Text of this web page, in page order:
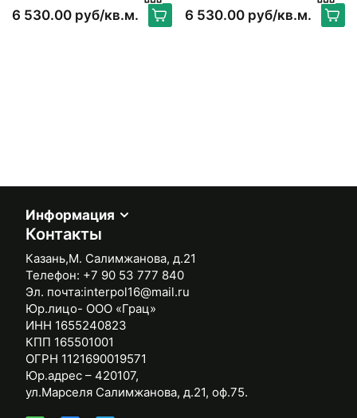
DÉCOR-9
6 530.00 руб/кв.м.
DÉCOR-9
6 530.00 руб/кв.м.
Информация
Контакты
Казань,М. Салимжанова, д.21
Телефон: +7 90 53 777 840
Эл. почта:interpol16@mail.ru
Юр.лицо- ООО «Грац»
ИНН 1655240823
КПП 165501001
ОГРН 1121690019571
Юр.адрес – 420107,
ул.Марселя Салимжанова, д.21, оф.75.